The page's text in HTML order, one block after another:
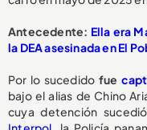
Antecedente: Ella era
la DEA asesinada en El
Por lo sucedido fue
bajo el alias de Chino
cuya detención